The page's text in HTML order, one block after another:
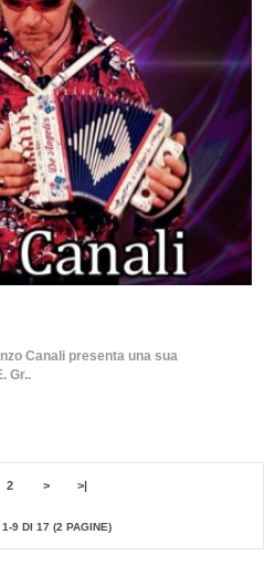
Canali presenta una sua
Gr..
2 > >|
1-9 DI 17 (2 PAGINE)